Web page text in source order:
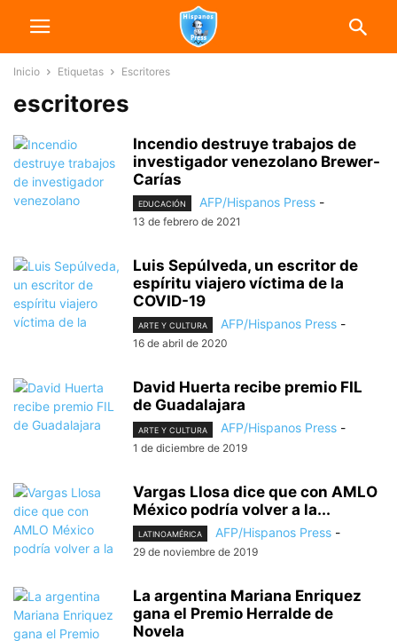
Inicio Etiquetas Escritores
escritores
Incendio destruye trabajos de
investigador venezolano Brewer-
Carías
EDUCACIÓN AFP/Hispanos Press -
13 de febrero de 2021
Luis Sepúlveda, un escritor de
espíritu viajero víctima de la
COVID-19
ARTE Y CULTURA AFP/Hispanos Press -
16 de abril de 2020
David Huerta recibe premio FIL
de Guadalajara
ARTE Y CULTURA AFP/Hispanos Press -
1 de diciembre de 2019
Vargas Llosa dice que con AMLO
México podría volver a la...
LATINOAMÉRICA AFP/Hispanos Press -
29 de noviembre de 2019
La argentina Mariana Enriquez
gana el Premio Herralde de
Novela